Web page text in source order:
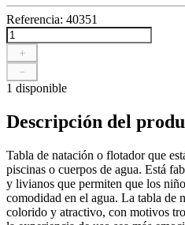
Referencia: 40351
＋
－
1 disponible
Descripción del
Tabla de natación o flotador que
piscinas o cuerpos de agua. Está
y livianos que permiten que los
comodidad en el agua. La tabla de
colorido y atractivo, con motivos